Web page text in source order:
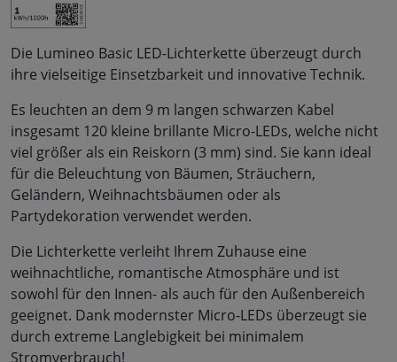
Die Lumineo Basic LED-Lichterkette überzeugt durch
ihre vielseitige Einsetzbarkeit und innovative Technik.
Es leuchten an dem 9 m langen schwarzen Kabel
insgesamt 120 kleine brillante Micro-LEDs, welche nicht
viel größer als ein Reiskorn (3 mm) sind. Sie kann ideal
für die Beleuchtung von Bäumen, Sträuchern,
Geländern, Weihnachtsbäumen oder als
Partydekoration verwendet werden.
Die Lichterkette verleiht Ihrem Zuhause eine
weihnachtliche, romantische Atmosphäre und ist
sowohl für den Innen- als auch für den Außenbereich
geeignet. Dank modernster Micro-LEDs überzeugt sie
durch extreme Langlebigkeit bei minimalem
Stromverbrauch!